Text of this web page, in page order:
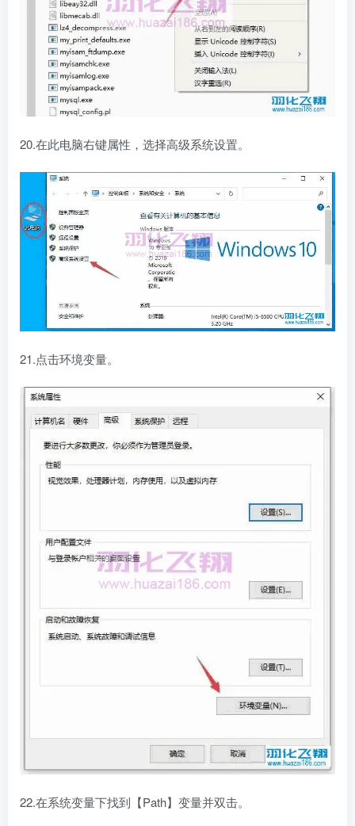
20.在此电脑右键属性，选择高级系统设置。
21.点击环境变量。
22.在系统变量下找到【Path】变量并双击。